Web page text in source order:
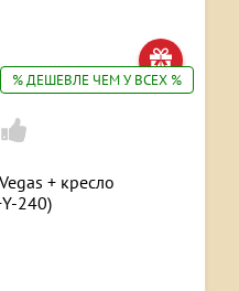
% ДЕШЕВЛЕ ЧЕМ У ВСЕХ %
+ кресло
240)